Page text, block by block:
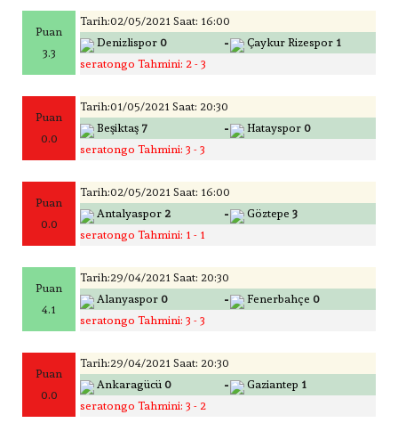
Puan
3.3
Tarih:02/05/2021 Saat: 16:00
Denizlispor 0 - Çaykur Rizespor 1
seratongo Tahmini: 2 - 3
Puan
0.0
Tarih:01/05/2021 Saat: 20:30
Beşiktaş 7 - Hatayspor 0
seratongo Tahmini: 3 - 3
Puan
0.0
Tarih:02/05/2021 Saat: 16:00
Antalyaspor 2 - Göztepe 3
seratongo Tahmini: 1 - 1
Puan
4.1
Tarih:29/04/2021 Saat: 20:30
Alanyaspor 0 - Fenerbahçe 0
seratongo Tahmini: 3 - 3
Puan
0.0
Tarih:29/04/2021 Saat: 20:30
Ankaragücü 0 - Gaziantep 1
seratongo Tahmini: 3 - 2